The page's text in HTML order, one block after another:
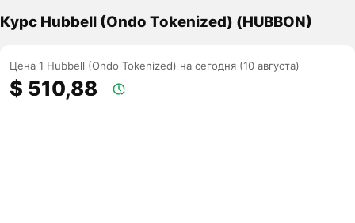
Курс Hubbell (Ondo Tokenized) (HUBBON)
Цена 1 Hubbell (Ondo Tokenized) на сегодня (10 августа)
$ 510,88